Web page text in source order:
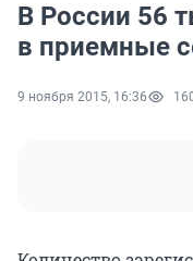
В России 56
в приемные
9 ноября 2015, 16:36